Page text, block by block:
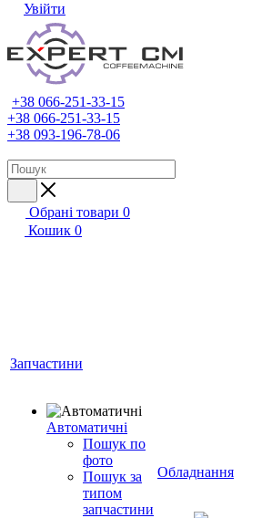
Увійти
+38 066-251-33-15
+38 066-251-33-15
+38 093-196-78-06
Обрані товари 0
Кошик 0
Запчастини
Автоматичні
Пошук по
фото
Пошук за
типом
запчастини
Обладнання